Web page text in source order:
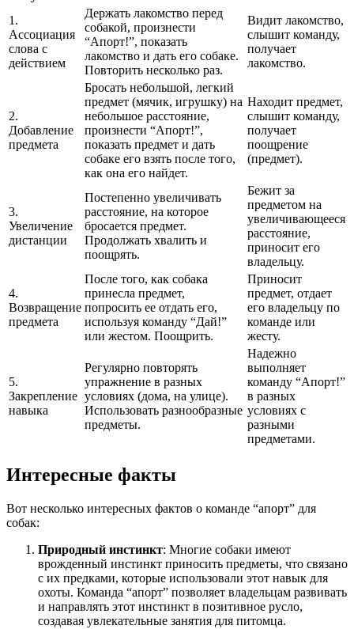
1.
Ассоциация
слова с
действием
Держать лакомство перед
собакой, произнести
“Апорт!”, показать
лакомство и дать его собаке.
Повторить несколько раз.
Видит лакомство,
слышит команду,
получает
лакомство.
2.
Добавление
предмета
Бросать небольшой, легкий
предмет (мячик, игрушку) на
небольшое расстояние,
произнести “Апорт!”,
показать предмет и дать
собаке его взять после того,
как она его найдет.
Находит предмет,
слышит команду,
получает
поощрение
(предмет).
3.
Увеличение
дистанции
Постепенно увеличивать
расстояние, на которое
бросается предмет.
Продолжать хвалить и
поощрять.
Бежит за
предметом на
увеличивающееся
расстояние,
приносит его
владельцу.
4.
Возвращение
предмета
После того, как собака
принесла предмет,
попросить ее отдать его,
используя команду “Дай!”
или жестом. Поощрить.
Приносит
предмет, отдает
его владельцу по
команде или
жесту.
5.
Закрепление
навыка
Регулярно повторять
упражнение в разных
условиях (дома, на улице).
Использовать разнообразные
предметы.
Надежно
выполняет
команду “Апорт!”
в разных
условиях с
разными
предметами.
Интересные факты
Вот несколько интересных фактов о команде “апорт” для
собак:
Природный инстинкт: Многие собаки имеют
врожденный инстинкт приносить предметы, что связано
с их предками, которые использовали этот навык для
охоты. Команда “апорт” позволяет владельцам развивать
и направлять этот инстинкт в позитивное русло,
создавая увлекательные занятия для питомца.